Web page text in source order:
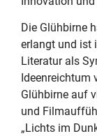
Die Glühbirne
erlangt und ist
Literatur als
Ideenreichtum
Glühbirne auf
und
„Lichts im